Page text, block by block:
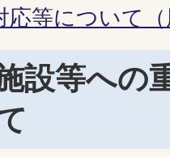
応等について
設等への